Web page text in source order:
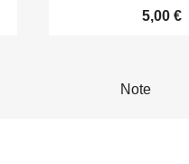
5,00 €
Note